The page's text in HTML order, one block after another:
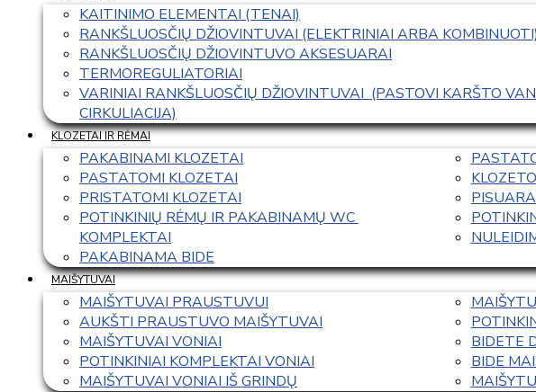
KAITINIMO ELEMENTAI (TENAI)
RANKŠLUOSČIŲ DŽIOVINTUVAI (ELEKTRINIAI ARBA KOMBINUOTI)
RANKŠLUOSČIŲ DŽIOVINTUVO AKSESUARAI
TERMOREGULIATORIAI
VARINIAI RANKŠLUOSČIŲ DŽIOVINTUVAI  (PASTOVI KARŠTO
CIRKULIACIJA)
KLOZETAI IR RĖMAI
PAKABINAMI KLOZETAI
PASTATOMI KLOZETAI
PRISTATOMI KLOZETAI
POTINKINIŲ RĖMŲ IR PAKABINAMŲ WC
KOMPLEKTAI
PAKABINAMA BIDE
MAIŠYTUVAI
MAIŠYTUVAI PRAUSTUVUI
AUKŠTI PRAUSTUVO MAIŠYTUVAI
MAIŠYTUVAI VONIAI
POTINKINIAI KOMPLEKTAI VONIAI
MAIŠYTUVAI VONIAI IŠ GRINDŲ
BIDETE
BIDE